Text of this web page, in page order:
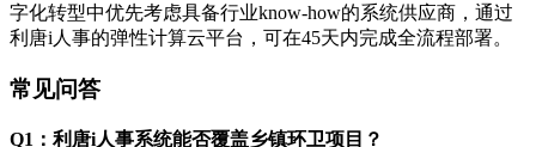
字化转型中优先考虑具备行业know-how的系统供应商，通过
利唐i人事的弹性计算云平台，可在45天内完成全流程部署。
常见问答
Q1：利唐i人事系统能否覆盖乡镇环卫项目？